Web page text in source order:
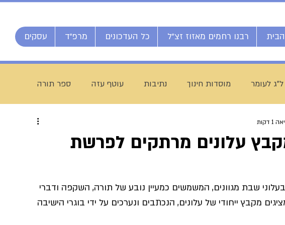
רבנו רחמים מאזוז זצ"ל כל העדכונים מרפ"ד עסקים
ל"ג לעומר מוסדות חינוך נתיבות עוטף עזה ספר תורה
הגדול הרב אליהו ענקרי
הרב מצליח חי מאזוז רשת הכוללים "רצופות" ישיבת כסא רחמים
עלונים מרתקים לפרשת
דקות
שבת מגוונים, המשמשים כמעיין נובע של תורה, השקפה ודברי
מקבץ ייחודי של עלונים, הנכתבים ונערכים על ידי בוגרי הישיבה